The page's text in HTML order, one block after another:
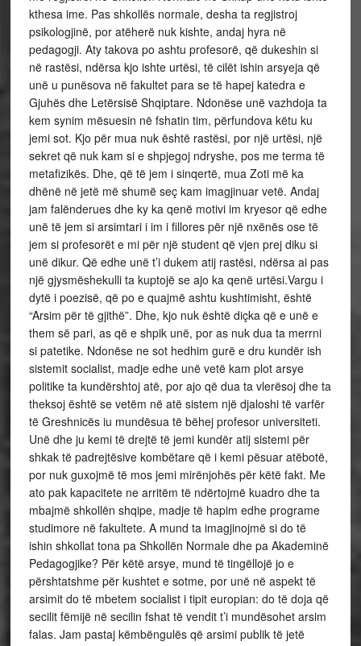
kthesa ime. Pas shkollës normale, desha ta regjistroj
psikologjinë, por atëherë nuk kishte, andaj hyra në
pedagogji. Aty takova po ashtu profesorë, që dukeshin si
në rastësi, ndërsa kjo ishte urtësi, të cilët ishin arsyeja që
unë u punësova në fakultet para se të hapej katedra e
Gjuhës dhe Letërsisë Shqiptare. Ndonëse unë vazhdoja ta
kem synim mësuesin në fshatin tim, përfundova këtu ku
jemi sot. Kjo për mua nuk është rastësi, por një urtësi, një
sekret që nuk kam si e shpjegoj ndryshe, pos me terma të
metafizikës. Dhe, që të jem i sinqertë, mua Zoti më ka
dhënë në jetë më shumë seç kam imagjinuar vetë. Andaj
jam falënderues dhe ky ka qenë motivi im kryesor që edhe
unë të jem si arsimtari i im i fillores për një nxënës ose të
jem si profesorët e mi për një student që vjen prej diku si
unë dikur. Që edhe unë t’i dukem atij rastësi, ndërsa ai pas
një gjysmëshekulli ta kuptojë se ajo ka qenë urtësi.Vargu i
dytë i poezisë, që po e quajmë ashtu kushtimisht, është
“Arsim për të gjithë”. Dhe, kjo nuk është diçka që e unë e
them së pari, as që e shpik unë, por as nuk dua ta merrni
si patetike. Ndonëse ne sot hedhim gurë e dru kundër ish
sistemit socialist, madje edhe unë vetë kam plot arsye
politike ta kundërshtoj atë, por ajo që dua ta vlerësoj dhe ta
theksoj është se vetëm në atë sistem një djaloshi të varfër
të Greshnicës iu mundësua të bëhej profesor universiteti.
Unë dhe ju kemi të drejtë të jemi kundër atij sistemi për
shkak të padrejtësive kombëtare që i kemi pësuar atëbotë,
por nuk guxojmë të mos jemi mirënjohës për këtë fakt. Me
ato pak kapacitete ne arritëm të ndërtojmë kuadro dhe ta
mbajmë shkollën shqipe, madje të hapim edhe programe
studimore në fakultete. A mund ta imagjinojmë si do të
ishin shkollat tona pa Shkollën Normale dhe pa Akademinë
Pedagogjike? Për këtë arsye, mund të tingëllojë jo e
përshtatshme për kushtet e sotme, por unë në aspekt të
arsimit do të mbetem socialist i tipit europian: do të doja që
secilit fëmijë në secilin fshat të vendit t’i mundësohet arsim
falas. Jam pastaj këmbëngulës që arsimi publik të jetë